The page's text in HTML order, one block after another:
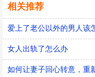
相关推荐
爱上了老公以外的男人该
女人出轨了怎么办
如何让妻子回心转意，重